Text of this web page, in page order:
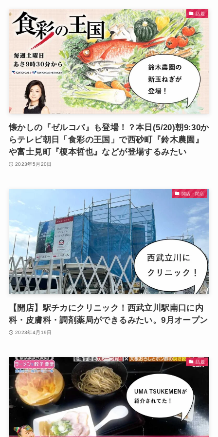
話題
懐かしの『ゼルコバ』も登場！？本日(5/20)朝9:30か
らテレビ朝日「食彩の王国」で西砂町『鈴木農園』
や富士見町『榎本哲也』などが登場するみたい
2023年5月20日
開店・閉店
【開店】駅チカにクリニック！西武立川駅南口に内
科・皮膚科・調剤薬局ができるみたい。9月オープン
2023年4月19日
話題